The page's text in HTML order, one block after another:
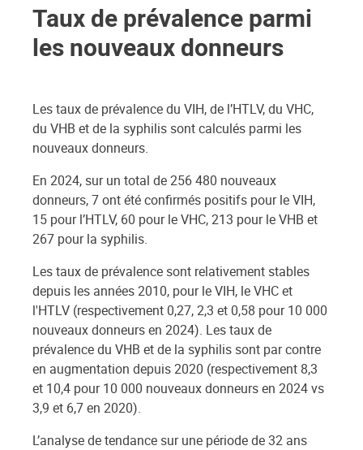
Taux de prévalence parmi
les nouveaux donneurs
Les taux de prévalence du VIH, de l’HTLV, du VHC,
du VHB et de la syphilis sont calculés parmi les
nouveaux donneurs.
En 2024, sur un total de 256 480 nouveaux
donneurs, 7 ont été confirmés positifs pour le VIH,
15 pour l’HTLV, 60 pour le VHC, 213 pour le VHB et
267 pour la syphilis.
Les taux de prévalence sont relativement stables
depuis les années 2010, pour le VIH, le VHC et
l'HTLV (respectivement 0,27, 2,3 et 0,58 pour 10 000
nouveaux donneurs en 2024). Les taux de
prévalence du VHB et de la syphilis sont par contre
en augmentation depuis 2020 (respectivement 8,3
et 10,4 pour 10 000 nouveaux donneurs en 2024 vs
3,9 et 6,7 en 2020).
L’analyse de tendance sur une période de 32 ans